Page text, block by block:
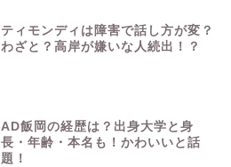
ティモンディは障害で話し方が変？
わざと？高岸が嫌いな人続出！？
AD飯岡の経歴は？出身大学と身
長・年齢・本名も！かわいいと話
題！